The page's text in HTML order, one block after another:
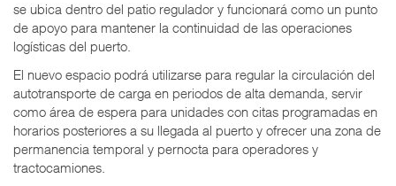
se ubica dentro del patio regulador y funcionará como un punto
de apoyo para mantener la continuidad de las operaciones
logísticas del puerto.
El nuevo espacio podrá utilizarse para regular la circulación del
autotransporte de carga en periodos de alta demanda, servir
como área de espera para unidades con citas programadas en
horarios posteriores a su llegada al puerto y ofrecer una zona de
permanencia temporal y pernocta para operadores y
tractocamiones.